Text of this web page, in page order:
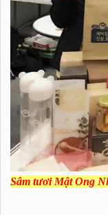
Sâm tươi Mật Ong